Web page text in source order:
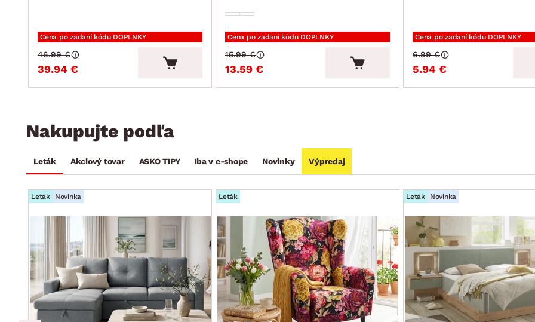
Cena po zadaní kódu DOPLNKY
39.94 €
46.99 €
Cena po zadaní kódu DOPLNKY
13.59 €
15.99 €
Cena po zadaní kódu DOPLNKY
5.94 €
6.99 €
Nakupujte podľa
Leták Akciový tovar ASKO TIPY Iba v e-shope Novinky Výpredaj
Leták Novinka Leták Leták Novinka